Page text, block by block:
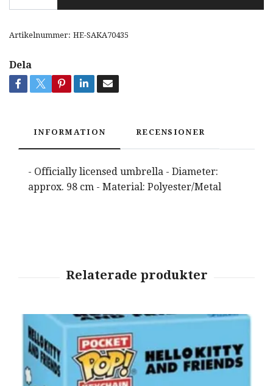
Artikelnummer: HE-SAKA70435
Dela
INFORMATION RECENSIONER
- Officially licensed umbrella - Diameter:
approx. 98 cm - Material: Polyester/Metal